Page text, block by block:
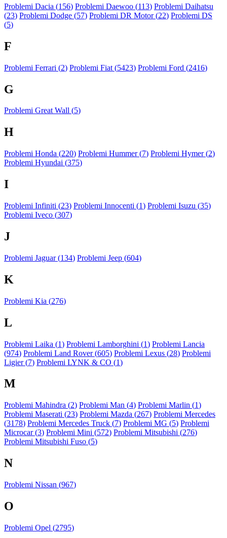
Problemi Dacia (156) Problemi Daewoo (113) Problemi Daihatsu
(23) Problemi Dodge (57) Problemi DR Motor (22) Problemi DS
(5)
F
Problemi Ferrari (2) Problemi Fiat (5423) Problemi Ford (2416)
G
Problemi Great Wall (5)
H
Problemi Honda (220) Problemi Hummer (7) Problemi Hymer (2)
Problemi Hyundai (375)
I
Problemi Infiniti (23) Problemi Innocenti (1) Problemi Isuzu (35)
Problemi Iveco (307)
J
Problemi Jaguar (134) Problemi Jeep (604)
K
Problemi Kia (276)
L
Problemi Laika (1) Problemi Lamborghini (1) Problemi Lancia
(974) Problemi Land Rover (605) Problemi Lexus (28) Problemi
Ligier (7) Problemi LYNK & CO (1)
M
Problemi Mahindra (2) Problemi Man (4) Problemi Marlin (1)
Problemi Maserati (23) Problemi Mazda (267) Problemi Mercedes
(3178) Problemi Mercedes Truck (7) Problemi MG (5) Problemi
Microcar (3) Problemi Mini (572) Problemi Mitsubishi (276)
Problemi Mitsubishi Fuso (5)
N
Problemi Nissan (967)
O
Problemi Opel (2795)